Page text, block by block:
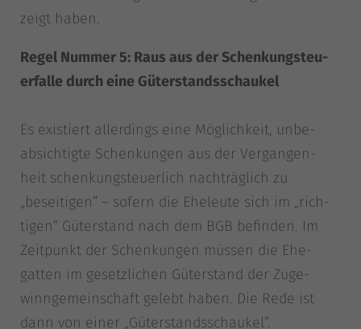
zeigt haben.
Regel Num­mer 5: Raus aus der Schen­kung­steu­
er­fal­le durch eine Güter­stands­schau­kel
Es exis­tiert aller­dings eine Mög­lich­keit, unbe­
ab­sich­tig­te Schen­kun­gen aus der Ver­gan­gen­
heit schen­kung­steu­er­lich nach­träg­lich zu
„besei­ti­gen” – sofern die Ehe­leu­te sich im „rich­
ti­gen” Güter­stand nach dem BGB befin­den. Im
Zeit­punkt der Schen­kun­gen müs­sen die Ehe­
gat­ten im gesetz­li­chen Güter­stand der Zuge­
winn­ge­mein­schaft gelebt haben. Die Rede ist
dann von einer „Güter­stands­schau­kel”.